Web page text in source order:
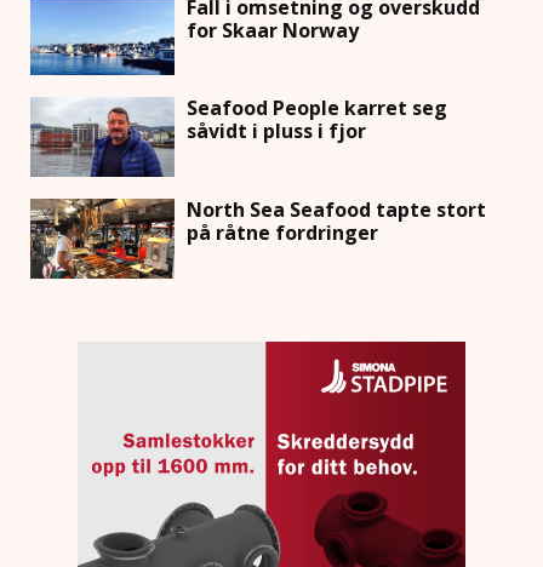
Fall i omsetning og overskudd
for Skaar Norway
Seafood People karret seg
såvidt i pluss i fjor
North Sea Seafood tapte stort
på råtne fordringer